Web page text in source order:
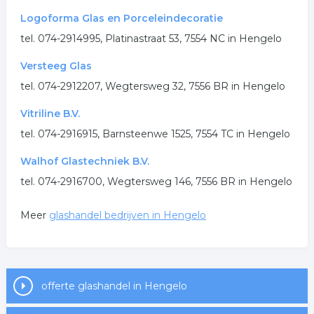
Logoforma Glas en Porceleindecoratie
tel. 074-2914995, Platinastraat 53, 7554 NC in Hengelo
Versteeg Glas
tel. 074-2912207, Wegtersweg 32, 7556 BR in Hengelo
Vitriline B.V.
tel. 074-2916915, Barnsteenwe 1525, 7554 TC in Hengelo
Walhof Glastechniek B.V.
tel. 074-2916700, Wegtersweg 146, 7556 BR in Hengelo
Meer glashandel bedrijven in Hengelo
offerte glashandel in Hengelo